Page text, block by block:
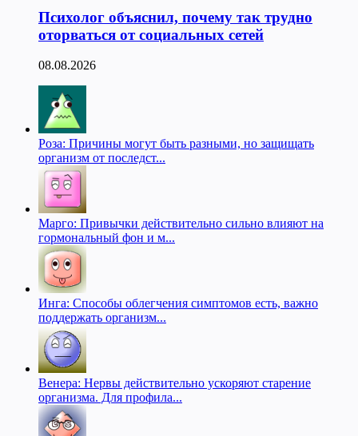
Психолог объяснил, почему так трудно
оторваться от социальных сетей
08.08.2026
Роза: Причины могут быть разными, но защищать
организм от последст...
Марго: Привычки действительно сильно влияют на
гормональный фон и м...
Инга: Способы облегчения симптомов есть, важно
поддержать организм...
Венера: Нервы действительно ускоряют старение
организма. Для профила...